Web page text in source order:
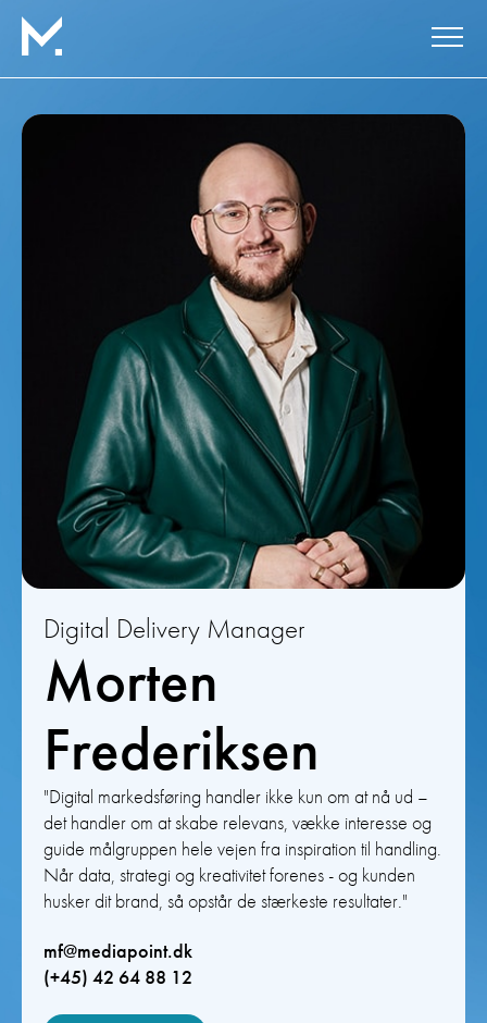
Digital Delivery Manager
Morten
Frederiksen
"Digital markedsføring handler ikke kun om at nå ud –
det handler om at skabe relevans, vække interesse og
guide målgruppen hele vejen fra inspiration til handling.
Når data, strategi og kreativitet forenes - og kunden
husker dit brand, så opstår de stærkeste resultater."
mf@mediapoint.dk
(+45) 42 64 88 12